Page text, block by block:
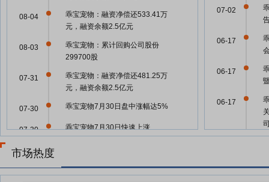
乖宝宠物：融资净偿还533.41万
元，融资余额2.5亿元
08-04
乖宝宠物：累计回购公司股份
299700股
08-03
乖宝宠物：融资净偿还481.25万
元，融资余额2.5亿元
07-31
乖宝宠物7月30日盘中涨幅达5%
07-30
乖宝宠物7月30日快速上涨
07-30
07-30
07-02
06-17
06-17
06-17
市场热度